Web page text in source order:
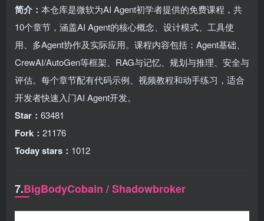
简介： 本仓库是微软为AI Agent初学者提供的免费课程，共
10个章节，涵盖AI Agent的核心概念、设计模式、工具使
用、多Agent协作及实际应用。课程内容包括：Agent基础、
CrewAI/AutoGen等框架、RAG与记忆、规划与推理、安全与
评估。每个章节配有代码示例、视频教程和动手练习，适合
开发者快速入门AI Agent开发。
Star： 63481
Fork： 21176
Today stars： 1012
7.BigBodyCobain / Shadowbroker